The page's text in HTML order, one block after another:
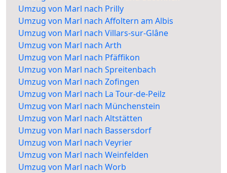
Umzug von Marl nach Prilly
Umzug von Marl nach Affoltern am Albis
Umzug von Marl nach Villars-sur-Glâne
Umzug von Marl nach Arth
Umzug von Marl nach Pfäffikon
Umzug von Marl nach Spreitenbach
Umzug von Marl nach Zofingen
Umzug von Marl nach La Tour-de-Peilz
Umzug von Marl nach Münchenstein
Umzug von Marl nach Altstätten
Umzug von Marl nach Bassersdorf
Umzug von Marl nach Veyrier
Umzug von Marl nach Weinfelden
Umzug von Marl nach Worb